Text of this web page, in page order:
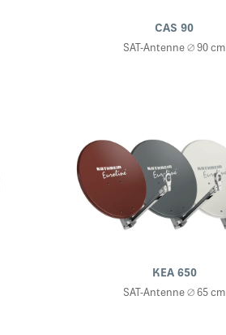
CAS 90
SAT-Antenne ∅ 90 cm
KEA 650
SAT-Antenne ∅ 65 cm